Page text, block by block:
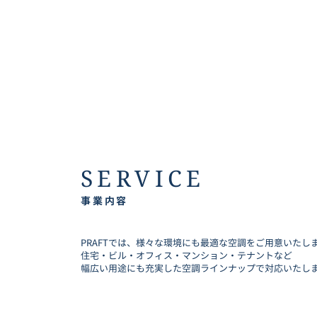
SERVICE
事業内容
PRAFTでは、様々な環境にも最適な空調をご用意いたし
住宅・ビル・オフィス・マンション・テナントなど
幅広い用途にも充実した空調ラインナップで対応いたしま